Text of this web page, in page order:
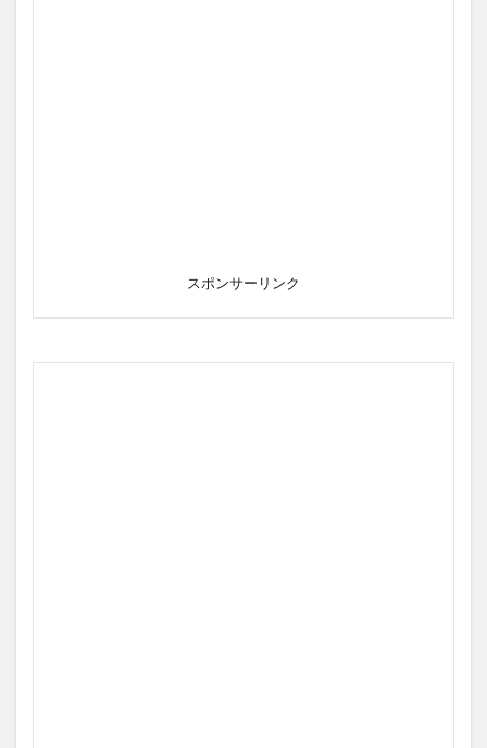
スポンサーリンク